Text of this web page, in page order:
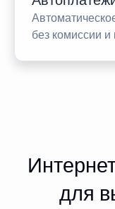
без комиссии и
для